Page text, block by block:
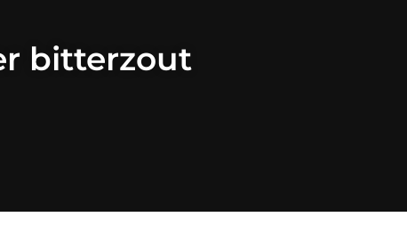
bitterzout